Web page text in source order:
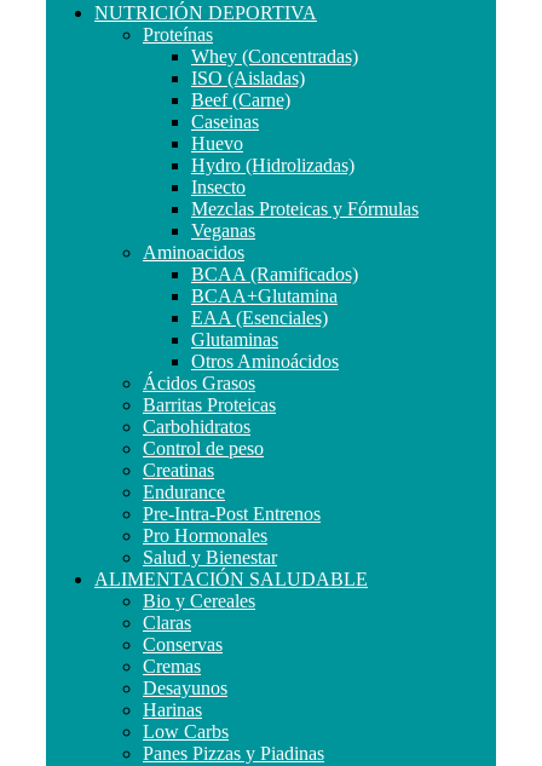
NUTRICIÓN DEPORTIVA
Proteínas
Whey (Concentradas)
ISO (Aisladas)
Beef (Carne)
Caseinas
Huevo
Hydro (Hidrolizadas)
Insecto
Mezclas Proteicas y Fórmulas
Veganas
Aminoacidos
BCAA (Ramificados)
BCAA+Glutamina
EAA (Esenciales)
Glutaminas
Otros Aminoácidos
Ácidos Grasos
Barritas Proteicas
Carbohidratos
Control de peso
Creatinas
Endurance
Pre-Intra-Post Entrenos
Pro Hormonales
Salud y Bienestar
ALIMENTACIÓN SALUDABLE
Bio y Cereales
Claras
Conservas
Cremas
Desayunos
Harinas
Low Carbs
Panes Pizzas y Piadinas